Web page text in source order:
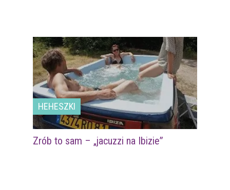
HEHESZKI
Zrób to sam – „jacuzzi na Ibizie”